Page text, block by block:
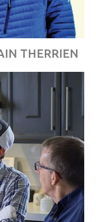
THERRIEN